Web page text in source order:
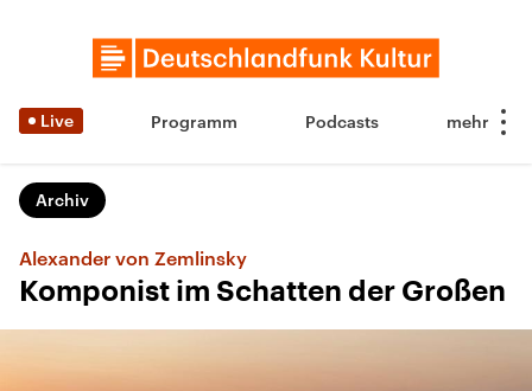
Live Programm Podcasts
Archiv
Alexander von Zemlinsky
Komponist im Schatten der Großen